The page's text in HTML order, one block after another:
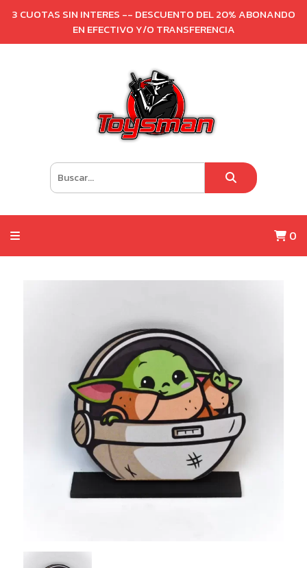
3 CUOTAS SIN INTERES -- DESCUENTO DEL 20% ABONANDO
EN EFECTIVO Y/O TRANSFERENCIA
0